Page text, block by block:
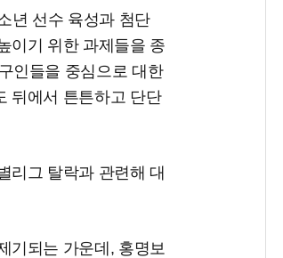
년 선수 육성과 첨단
이기 위한 과제들을 종
인들을 중심으로 대한
뒤에서 튼튼하고 단단
리그 탈락과 관련해 대
기되는 가운데, 홍명보